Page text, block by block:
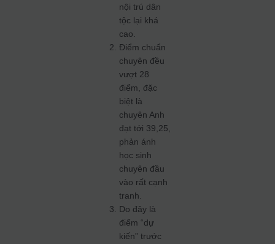
nội trú dân
tộc lại khá
cao.
Điểm chuẩn
chuyên đều
vượt 28
điểm, đặc
biệt là
chuyên Anh
đạt tới 39,25,
phản ánh
học sinh
chuyên đầu
vào rất cạnh
tranh.
Do đây là
điểm “dự
kiến” trước